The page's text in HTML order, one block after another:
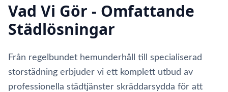
Vad Vi Gör - Omfattande
Städlösningar
Från regelbundet hemunderhåll till specialiserad
storstädning erbjuder vi ett komplett utbud av
professionella städtjänster skräddarsydda för att